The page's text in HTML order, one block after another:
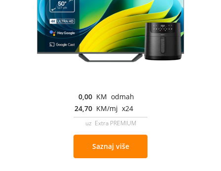
0,00 KM odmah
24,70 KM/mj x24
uz Extra PREMIUM
Saznaj više